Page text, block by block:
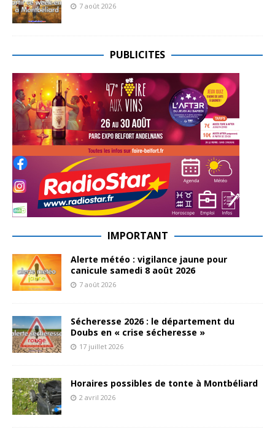
7 août 2026
PUBLICITES
IMPORTANT
Alerte météo : vigilance jaune pour
canicule samedi 8 août 2026
7 août 2026
Sécheresse 2026 : le département du
Doubs en « crise sécheresse »
17 juillet 2026
Horaires possibles de tonte à Montbéliard
2 avril 2026